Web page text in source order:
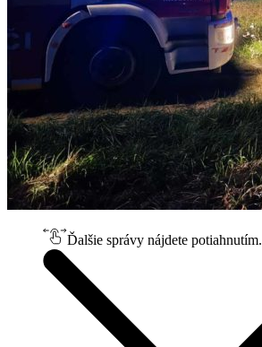
Ďalšie správy nájdete potiahnutím.